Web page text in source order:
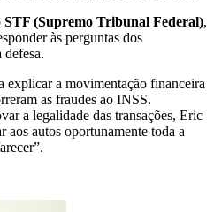
STF (Supremo Tribunal Federal),
às perguntas dos
defesa.
explicar a movimentação financeira
as fraudes ao INSS.
a legalidade das transações, Eric
autos oportunamente toda a